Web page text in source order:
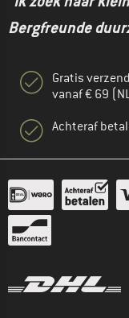
Bergfreunde
Gratis
vanaf € 69
Achteraf